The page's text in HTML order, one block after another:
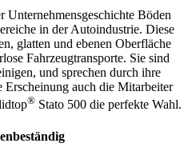
Böden
in der Autoindustrie. Diese
glatten und ebenen Oberfläche
Fahrzeugtransporte. Sie sind
und sprechen durch ihre
Erscheinung auch die Mitarbeiter
® Stato 500 die perfekte Wahl.